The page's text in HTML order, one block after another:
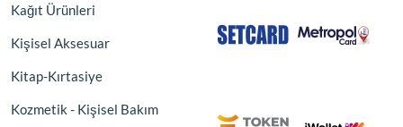
Kağıt Ürünleri
Kişisel Aksesuar
Kitap-Kırtasiye
Kozmetik - Kişisel Bakım